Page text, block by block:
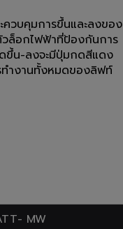
วบคุมการขึ้นและลงของ
ล็อกไฟฟ้าที่ป้องกันการ
น-ลงจะมีปุ่มกดสีแดง
ำงานทั้งหมดของลิฟท์
MW